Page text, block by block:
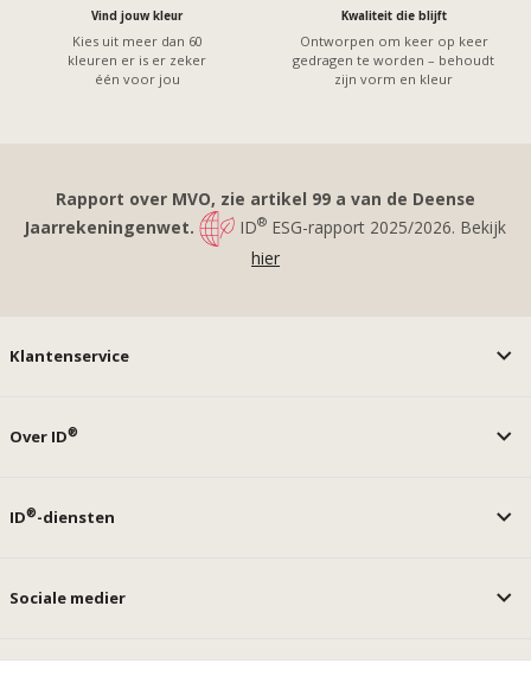
Vind jouw kleur
Kies uit meer dan 60
kleuren er is er zeker
één voor jou
Kwaliteit die blijft
Ontworpen om keer op keer
gedragen te worden – behoudt
zijn vorm en kleur
Rapport over MVO, zie artikel 99 a van de Deense
Jaarrekeningenwet.
ID® ESG-rapport 2025/2026. Bekijk
hier
Klantenservice
Over ID®
ID®-diensten
Sociale medier